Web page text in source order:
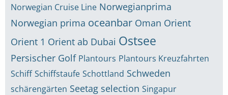
Norwegian Cruise Line Norwegianprima
Norwegian prima oceanbar Oman Orient
Orient 1 Orient ab Dubai Ostsee
Persischer Golf Plantours Plantours Kreuzfahrten
Schiff Schiffstaufe Schottland Schweden
schärengärten Seetag selection Singapur